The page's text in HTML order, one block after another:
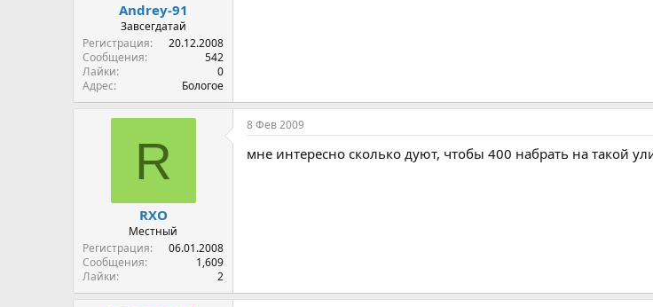
Andrey-91
Завсегдатай
Регистрация
20.12.2008
Сообщения
542
Лайки
0
Адрес
Бологое
R
RXO
Местный
Регистрация
06.01.2008
Сообщения
1,609
Лайки
2
8 Фев 2009
мне интересно сколько дуют, чтобы 400 набрать на такой